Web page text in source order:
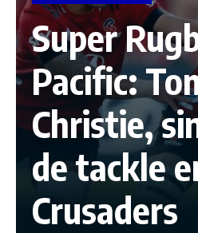
Super
Pacific:
Christie,
de tackle
Crusaders